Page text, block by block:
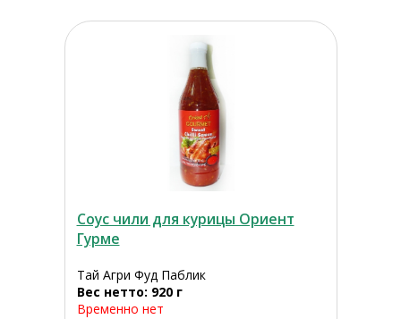
Соус чили для курицы Ориент
Гурме
Тай Агри Фуд Паблик
Вес нетто: 920 г
Временно нет